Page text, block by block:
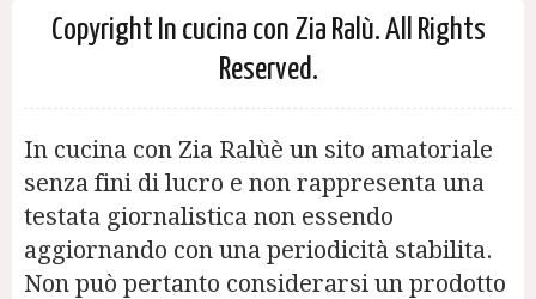
Copyright In cucina con Zia Ralù. All Rights
Reserved.
In cucina con Zia Ralùè un sito amatoriale
senza fini di lucro e non rappresenta una
testata giornalistica non essendo
aggiornando con una periodicità stabilita.
Non può pertanto considerarsi un prodotto